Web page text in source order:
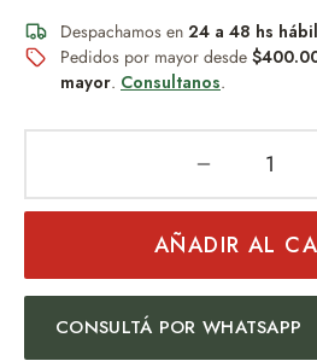
compañero perfecto para
aire libre.
Material resistente.
Despachamos en 24 a 48 hs
Pedidos por mayor desde
mayor. Consultanos.
AÑADIR AL
CONSULTÁ POR WHATSAPP